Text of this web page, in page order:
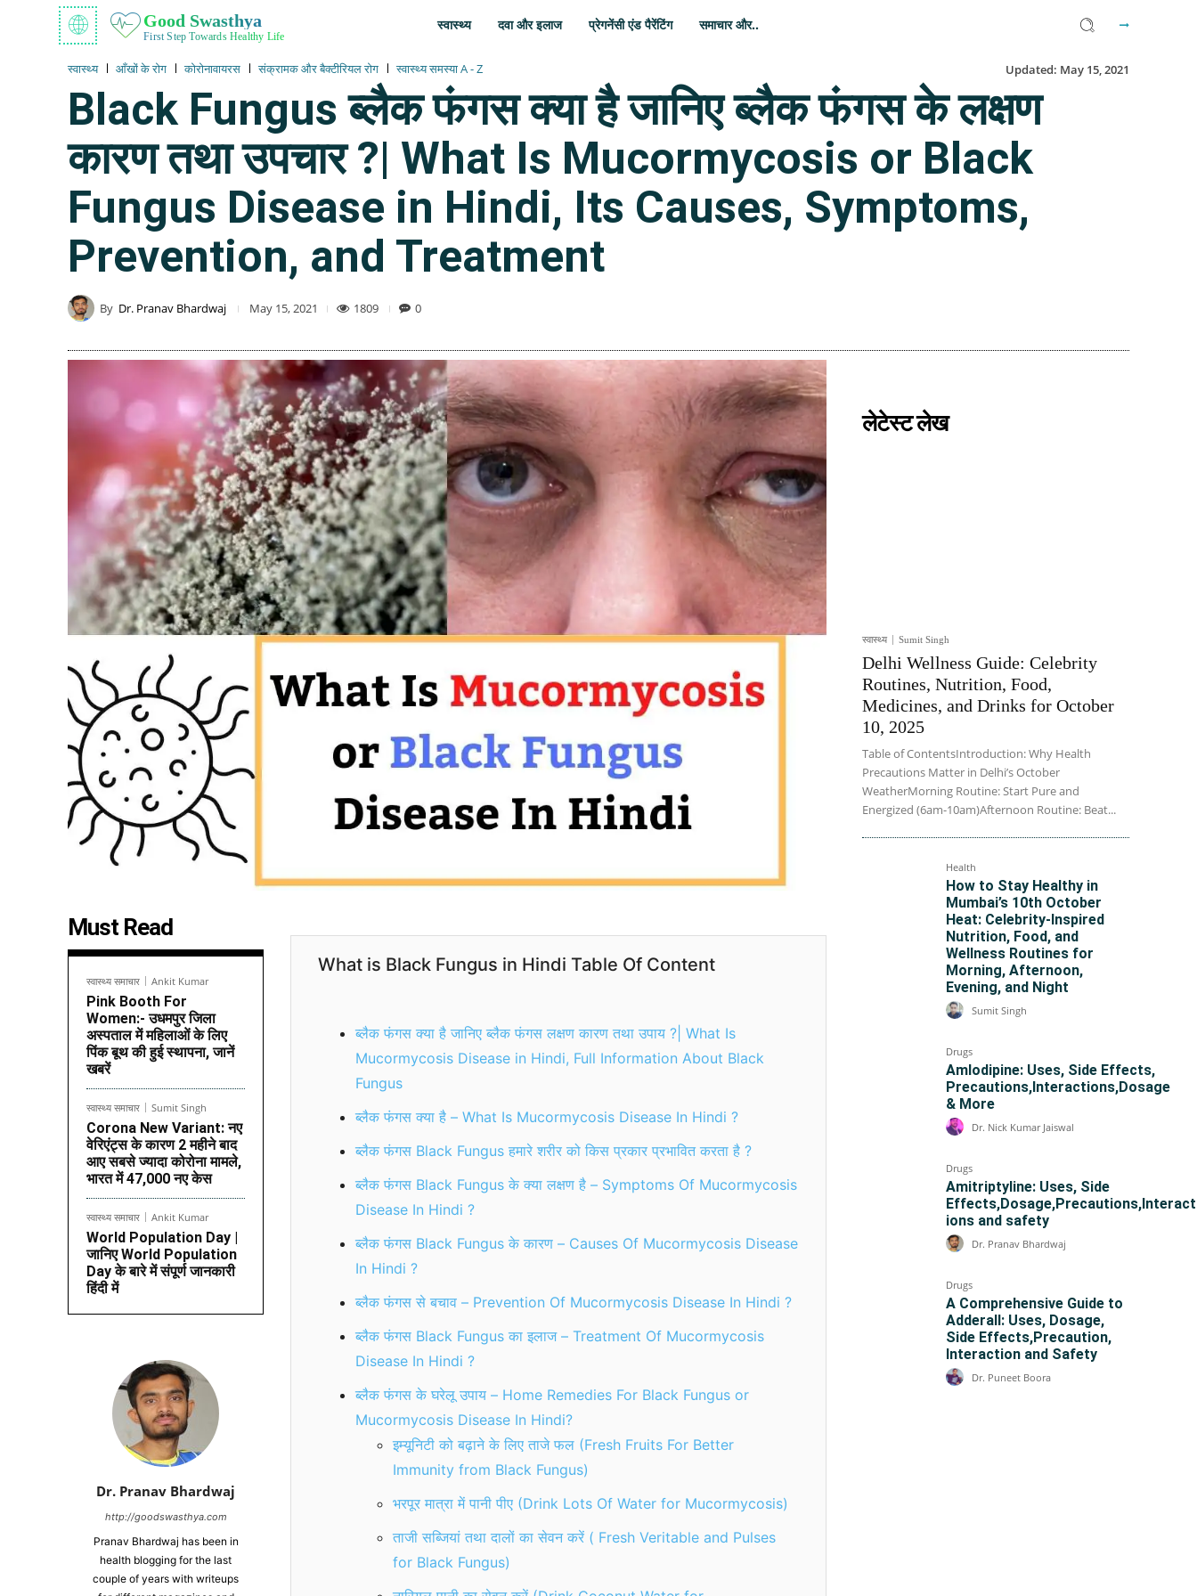
Good Swasthya
First Step Towards Healthy Life
स्वास्थ्य दवा और इलाज प्रेगनेंसी एंड पैरेंटिंग समाचार और..
स्वास्थ्य आँखों के रोग कोरोनावायरस संक्रामक और बैक्टीरियल रोग स्वास्थ्य समस्या A - Z Updated: May 15, 2021
Black Fungus ब्लैक फंगस क्या है जानिए ब्लैक फंगस के लक्षण
कारण तथा उपचार ?| What Is Mucormycosis or Black
Fungus Disease in Hindi, Its Causes, Symptoms,
Prevention, and Treatment
By Dr. Pranav Bhardwaj May 15, 2021 1809 0
Must Read
स्वास्थ्य समाचार Ankit Kumar
Pink Booth For
Women:- उधमपुर जिला
अस्पताल में महिलाओं के लिए
पिंक बूथ की हुई स्थापना, जानें
खबरें
स्वास्थ्य समाचार Sumit Singh
Corona New Variant: नए
वेरिएंट्स के कारण 2 महीने बाद
आए सबसे ज्यादा कोरोना मामले,
भारत में 47,000 नए केस
स्वास्थ्य समाचार Ankit Kumar
World Population Day |
जानिए World Population
Day के बारे में संपूर्ण जानकारी
हिंदी में
Dr. Pranav Bhardwaj
http://goodswasthya.com
Pranav Bhardwaj has been in
health blogging for the last
couple of years with writeups
What is Black Fungus in Hindi Table Of Content
ब्लैक फंगस क्या है जानिए ब्लैक फंगस लक्षण कारण तथा उपाय ?| What Is
Mucormycosis Disease in Hindi, Full Information About Black
Fungus
ब्लैक फंगस क्या है – What Is Mucormycosis Disease In Hindi ?
ब्लैक फंगस Black Fungus हमारे शरीर को किस प्रकार प्रभावित करता है ?
ब्लैक फंगस Black Fungus के क्या लक्षण है – Symptoms Of Mucormycosis
Disease In Hindi ?
ब्लैक फंगस Black Fungus के कारण – Causes Of Mucormycosis Disease
In Hindi ?
ब्लैक फंगस से बचाव – Prevention Of Mucormycosis Disease In Hindi ?
ब्लैक फंगस Black Fungus का इलाज – Treatment Of Mucormycosis
Disease In Hindi ?
ब्लैक फंगस के घरेलू उपाय – Home Remedies For Black Fungus or
Mucormycosis Disease In Hindi?
इम्यूनिटी को बढ़ाने के लिए ताजे फल (Fresh Fruits For Better
Immunity from Black Fungus)
भरपूर मात्रा में पानी पीए (Drink Lots Of Water for Mucormycosis)
ताजी सब्जियां तथा दालों का सेवन करें ( Fresh Veritable and Pulses
for Black Fungus)
लेटेस्ट लेख
स्वास्थ्य Sumit Singh
Delhi Wellness Guide: Celebrity
Routines, Nutrition, Food,
Medicines, and Drinks for October
10, 2025
Table of ContentsIntroduction: Why Health
Precautions Matter in Delhi’s October
WeatherMorning Routine: Start Pure and
Energized (6am-10am)Afternoon Routine: Beat...
Health
How to Stay Healthy in
Mumbai’s 10th October
Heat: Celebrity-Inspired
Nutrition, Food, and
Wellness Routines for
Morning, Afternoon,
Evening, and Night
Sumit Singh
Drugs
Amlodipine: Uses, Side Effects,
Precautions,Interactions,Dosage
& More
Dr. Nick Kumar Jaiswal
Drugs
Amitriptyline: Uses, Side
Effects,Dosage,Precautions,Interact
ions and safety
Dr. Pranav Bhardwaj
Drugs
A Comprehensive Guide to
Adderall: Uses, Dosage,
Side Effects,Precaution,
Interaction and Safety
Dr. Puneet Boora